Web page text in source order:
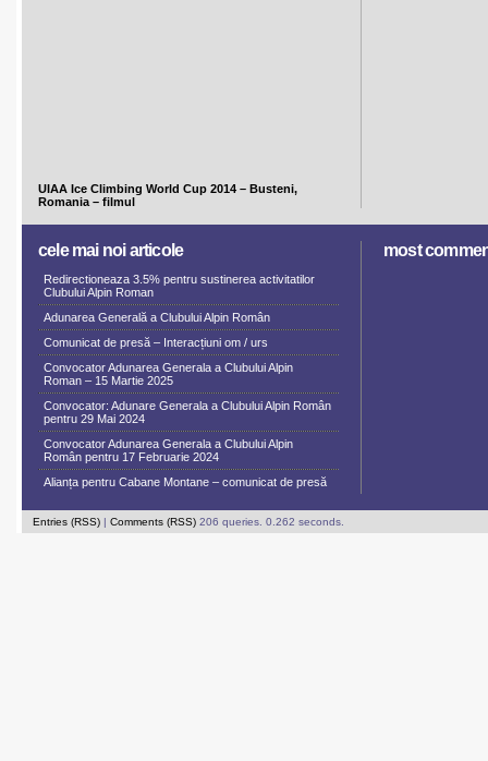
UIAA Ice Climbing World Cup 2014 – Busteni,
Romania – filmul
cele mai noi articole
Redirectioneaza 3.5% pentru sustinerea activitatilor
Clubului Alpin Roman
Adunarea Generală a Clubului Alpin Român
Comunicat de presă – Interacțiuni om / urs
Convocator Adunarea Generala a Clubului Alpin
Roman – 15 Martie 2025
Convocator: Adunare Generala a Clubului Alpin Român
pentru 29 Mai 2024
Convocator Adunarea Generala a Clubului Alpin
Român pentru 17 Februarie 2024
Alianța pentru Cabane Montane – comunicat de presă
most
Entries (RSS) | Comments (RSS) 206 queries. 0.262 seconds.